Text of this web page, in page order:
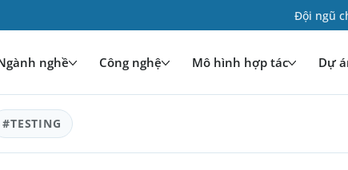
Đội ngũ
nghề Công nghệ Mô hình hợp tác Dự
#TESTING